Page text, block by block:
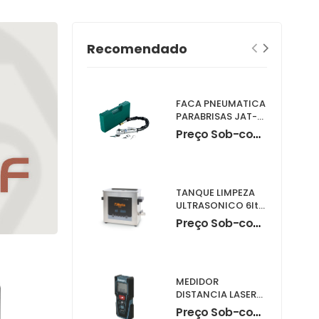
Recomendado
FACA PNEUMATICA
PARABRISAS JAT-
6441K
Preço Sob-consulta
TANQUE LIMPEZA
ULTRASONICO 6lts
1895-6
Preço Sob-consulta
MEDIDOR
DISTANCIA LASER
LD030P
Preço Sob-consulta